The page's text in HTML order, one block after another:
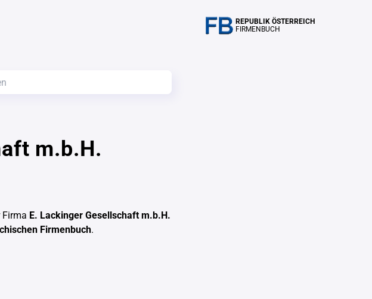
REPUBLIK ÖSTERREICH
FIRMENBUCH
m.b.H.
Firma E. Lackinger Gesellschaft m.b.H.
Firmenbuch.